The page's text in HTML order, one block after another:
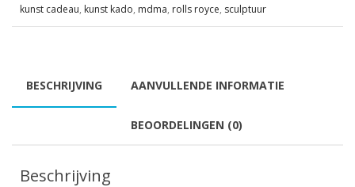
kunst cadeau, kunst kado, mdma, rolls royce, sculptuur
BESCHRIJVING AANVULLENDE INFORMATIE
BEOORDELINGEN (0)
Beschrijving